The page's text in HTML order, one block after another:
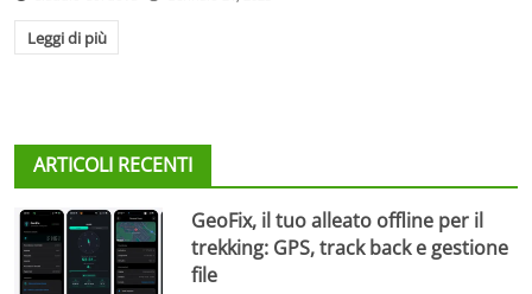
Leggi di più
ARTICOLI RECENTI
GeoFix, il tuo alleato offline per il
trekking: GPS, track back e gestione
file